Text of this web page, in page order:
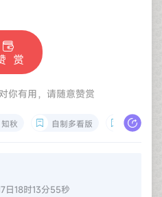
赏
你有用，请随意赞赏
知秋 自制多看版 十州风云
日18时13分55秒